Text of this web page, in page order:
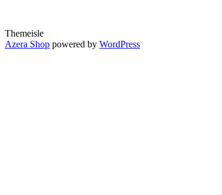
Themeisle
Secondary
Azera Shop powered by WordPress